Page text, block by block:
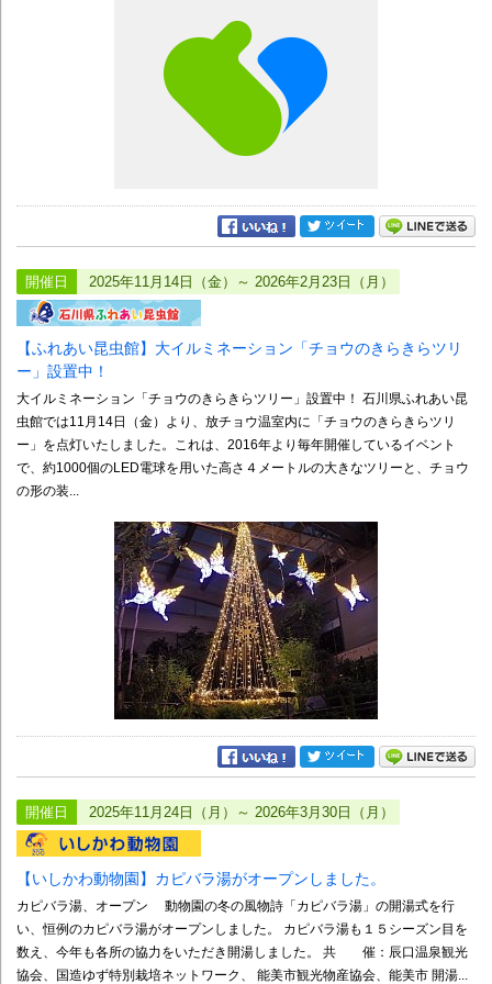
開催日 2025年11月14日（金）～ 2026年2月23日（月）
【ふれあい昆虫館】大イルミネーション「チョウのきらきらツリ
ー」設置中！
大イルミネーション「チョウのきらきらツリー」設置中！ 石川県ふれあい昆
虫館では11月14日（金）より、放チョウ温室内に「チョウのきらきらツリ
ー」を点灯いたしました。これは、2016年より毎年開催しているイベント
で、約1000個のLED電球を用いた高さ４メートルの大きなツリーと、チョウ
の形の装...
開催日 2025年11月24日（月）～ 2026年3月30日（月）
【いしかわ動物園】カピバラ湯がオープンしました。
カピバラ湯、オープン 動物園の冬の風物詩「カピバラ湯」の開湯式を行
い、恒例のカピバラ湯がオープンしました。 カピバラ湯も１５シーズン目を
数え、今年も各所の協力をいただき開湯しました。 共 催：辰口温泉観光
協会、国造ゆず特別栽培ネットワーク、 能美市観光物産協会、能美市 開湯...